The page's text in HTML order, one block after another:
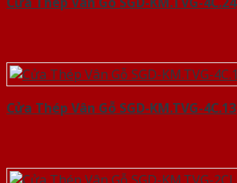
Cửa Thép Vân Gỗ SGD-KM.TVG-4C.13